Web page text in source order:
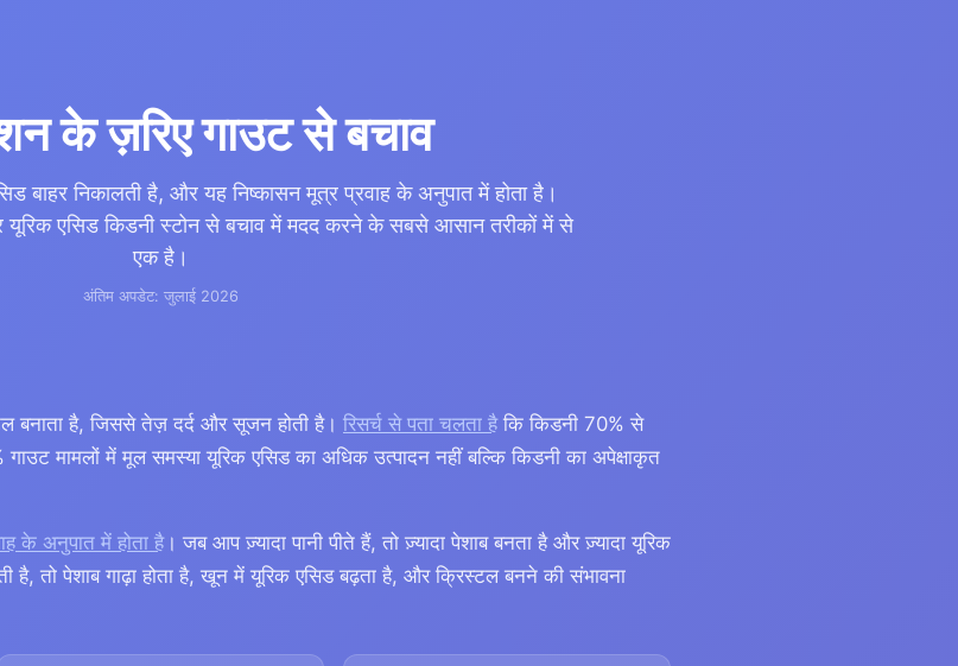
के ज़रिए गाउट से बचाव
बाहर निकालती है, और यह निष्कासन मूत्र प्रवाह के अनुपात में होता है।
और यूरिक एसिड किडनी स्टोन से बचाव में मदद करने के सबसे आसान तरीकों में से
एक है।
अंतिम अपडेट: जुलाई 2026
बनाता है, जिससे तेज़ दर्द और सूजन होती है। रिसर्च से पता चलता हैकि किडनी 70% से
मामलों में मूल समस्या यूरिक एसिड का अधिक उत्पादन नहीं बल्कि किडनी का अपेक्षाकृत
के अनुपात में होता है। जब आप ज़्यादा पानी पीते हैं, तो ज़्यादा पेशाब बनता है और ज़्यादा यूरिक
है, तो पेशाब गाढ़ा होता है, खून में यूरिक एसिड बढ़ता है, और क्रिस्टल बनने की संभावना